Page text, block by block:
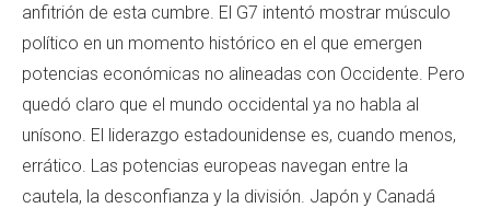
anfitrión de esta cumbre. El G7 intentó mostrar músculo
político en un momento histórico en el que emergen
potencias económicas no alineadas con Occidente. Pero
quedó claro que el mundo occidental ya no habla al
unísono. El liderazgo estadounidense es, cuando menos,
errático. Las potencias europeas navegan entre la
cautela, la desconfianza y la división. Japón y Canadá